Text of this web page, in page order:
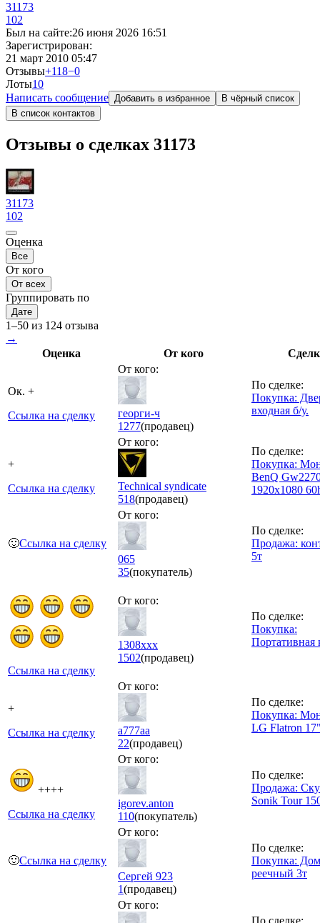
31173
102
Был на сайте:26 июня 2026 16:51
Зарегистрирован:
21 март 2010 05:47
Отзывы+118−0
Лоты10
Написать сообщение Добавить в избранное
В чёрный список
В список контактов
Отзывы о сделках 31173
31173
102
Оценка
Все
От кого
От всех
Группировать по
Дате
1–50 из 124 отзыва
→
Оценка
От кого
Ок. +
Ссылка на сделку
От кого:
георги-ч
1277(продавец)
По сделке:
Покупка:
входная б/у.
+
Ссылка на сделку
От кого:
Technical syndicate
518(продавец)
По сделке:
Покупка:
BenQ
1920x1080
🙂Ссылка на сделку
От кого:
065
35(покупатель)
По сделке:
Продажа:
5т
Ссылка на сделку
От кого:
1308xxx
1502(продавец)
По сделке:
Покупка:
Портативная
+
Ссылка на сделку
От кого:
а777аа
22(продавец)
По сделке:
Покупка:
LG Flatron
++++
Ссылка на сделку
От кого:
igorev.anton
110(покупатель)
По сделке:
Продажа:
Sonik Tour
🙂Ссылка на сделку
От кого:
Сергей 923
1(продавец)
По сделке:
Покупка:
реечный 3т
От кого:
По сделке: